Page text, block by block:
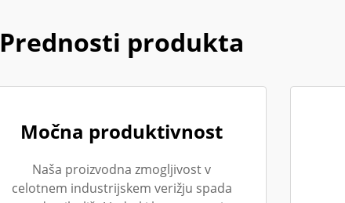
Prednosti produkta
Močna produktivnost
Naša proizvodna zmogljivost v
celotnem industrijskem verižju spada